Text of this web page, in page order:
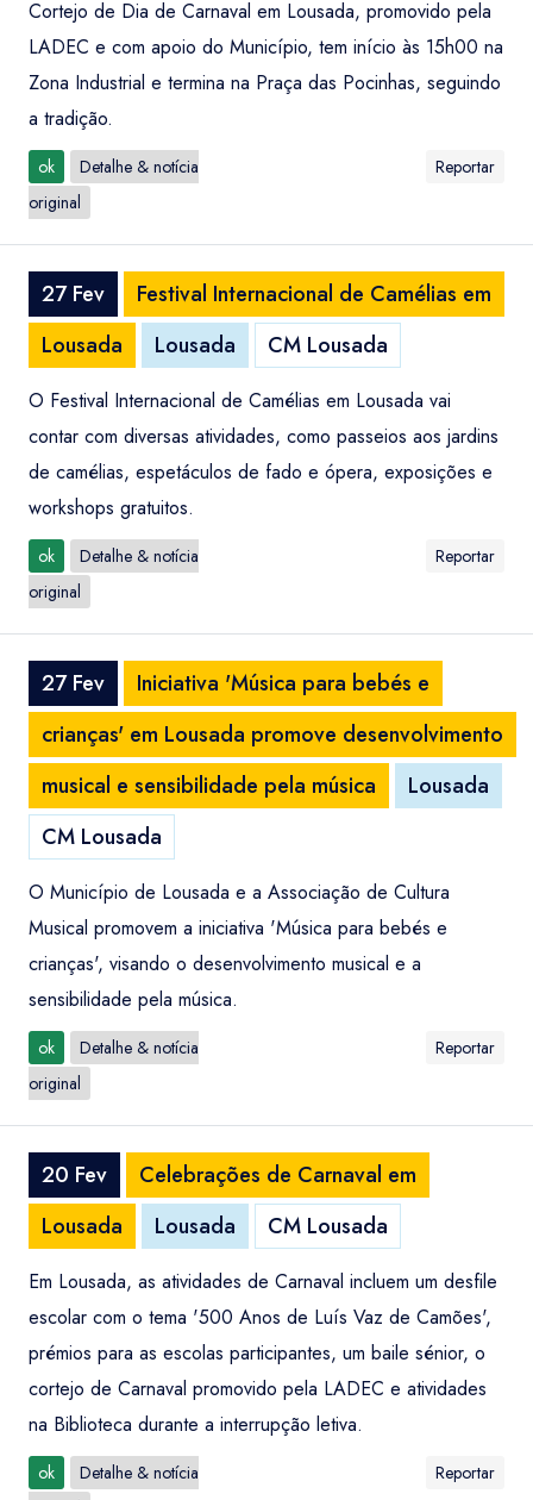
Cortejo de Dia de Carnaval em Lousada, promovido pela
LADEC e com apoio do Município, tem início às 15h00 na
Zona Industrial e termina na Praça das Pocinhas, seguindo
a tradição.
ok
Detalhe & notícia
original
Reportar
27 Fev
Festival Internacional de Camélias em
Lousada
Lousada CM Lousada
O Festival Internacional de Camélias em Lousada vai
contar com diversas atividades, como passeios aos jardins
de camélias, espetáculos de fado e ópera, exposições e
workshops gratuitos.
ok
Detalhe & notícia
original
Reportar
27 Fev
Iniciativa 'Música para bebés e
crianças' em Lousada promove desenvolvimento
musical e sensibilidade pela música
Lousada
CM Lousada
O Município de Lousada e a Associação de Cultura
Musical promovem a iniciativa 'Música para bebés e
crianças', visando o desenvolvimento musical e a
sensibilidade pela música.
ok
Detalhe & notícia
original
Reportar
20 Fev
Celebrações de Carnaval em
Lousada
Lousada CM Lousada
Em Lousada, as atividades de Carnaval incluem um desfile
escolar com o tema '500 Anos de Luís Vaz de Camões',
prémios para as escolas participantes, um baile sénior, o
cortejo de Carnaval promovido pela LADEC e atividades
na Biblioteca durante a interrupção letiva.
ok
Detalhe & notícia
Reportar